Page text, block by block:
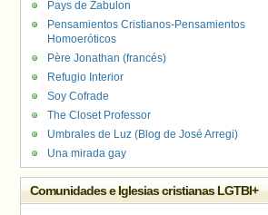
Pays de Zabulon
Pensamientos Cristianos-Pensamientos
Homoeróticos
Père Jonathan (francés)
Refugio Interior
Soy Cofrade
The Closet Professor
Umbrales de Luz (Blog de José Arregi)
Una mirada gay
Comunidades e Iglesias cristianas LGTBI+